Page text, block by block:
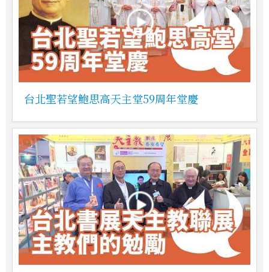
台北聖若望鮑思高天主堂59周年堂慶